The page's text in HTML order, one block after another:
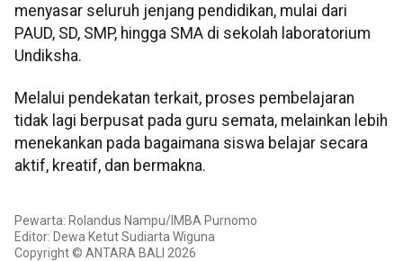
menyasar seluruh jenjang pendidikan, mulai dari
PAUD, SD, SMP, hingga SMA di sekolah laboratorium
Undiksha.
Melalui pendekatan terkait, proses pembelajaran
tidak lagi berpusat pada guru semata, melainkan lebih
menekankan pada bagaimana siswa belajar secara
aktif, kreatif, dan bermakna.
Pewarta: Rolandus Nampu/IMBA Purnomo
Editor: Dewa Ketut Sudiarta Wiguna
Copyright © ANTARA BALI 2026